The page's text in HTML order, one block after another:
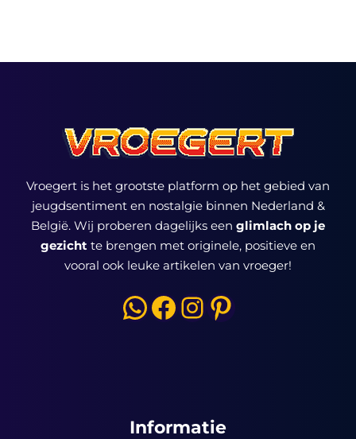
Vroegert is het grootste platform op het gebied van
jeugdsentiment en nostalgie binnen Nederland &
België. Wij proberen dagelijks een glimlach op je
gezicht te brengen met originele, positieve en
vooral ook leuke artikelen van vroeger!
WhatsApp
Facebook
Instagram
Pinterest
Informatie